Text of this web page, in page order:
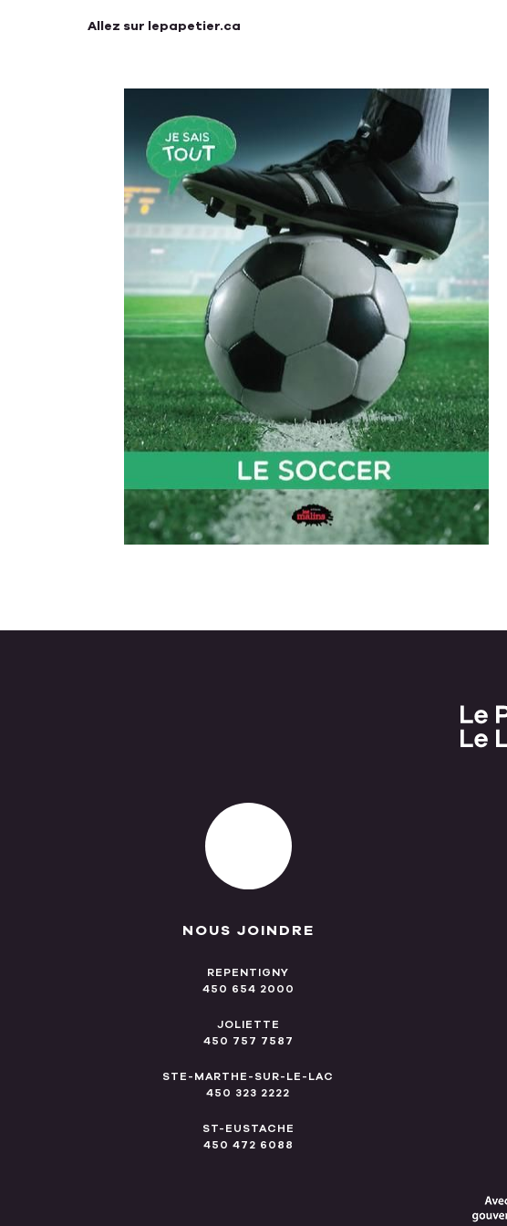
Allez sur lepapetier.ca
NOUS JOINDRE
REPENTIGNY
450 654 2000
JOLIETTE
450 757 7587
STE-MARTHE-SUR-LE-LAC
450 323 2222
ST-EUSTACHE
450 472 6088